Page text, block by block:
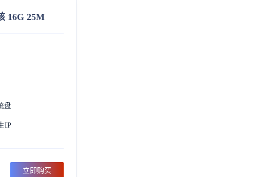
16G 25M
盘
IP
立即购买